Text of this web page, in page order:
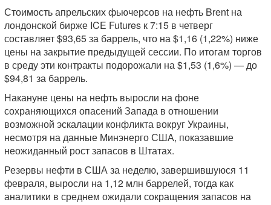
Стоимость апрельских фьючерсов на нефть Brent на
лондонской бирже ICE Futures к 7:15 в четверг
составляет $93,65 за баррель, что на $1,16 (1,22%) ниже
цены на закрытие предыдущей сессии. По итогам торгов
в среду эти контракты подорожали на $1,53 (1,6%) — до
$94,81 за баррель.
Накануне цены на нефть выросли на фоне
сохраняющихся опасений Запада в отношении
возможной эскалации конфликта вокруг Украины,
несмотря на данные Минэнерго США, показавшие
неожиданный рост запасов в Штатах.
Резервы нефти в США за неделю, завершившуюся 11
февраля, выросли на 1,12 млн баррелей, тогда как
аналитики в среднем ожидали сокращения запасов на